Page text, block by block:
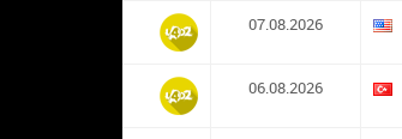
07.08.2026
06.08.2026